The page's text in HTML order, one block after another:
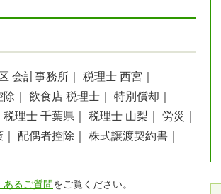
会計事務所｜
税理士 西宮｜
｜ 飲食店 税理士｜
特別償却｜
税理士 千葉県｜ 税理士 山梨｜
労災｜
配偶者控除｜
株式譲渡契約書｜
あるご質問をご覧ください。